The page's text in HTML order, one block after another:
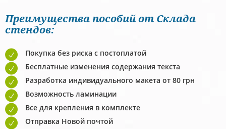
Преимущества пособий от Склада
стендов:
Покупка без риска с постоплатой
Бесплатные изменения содержания текста
Разработка индивидуального макета от 80 грн
Возможность ламинации
Все для крепления в комплекте
Отправка Новой почтой